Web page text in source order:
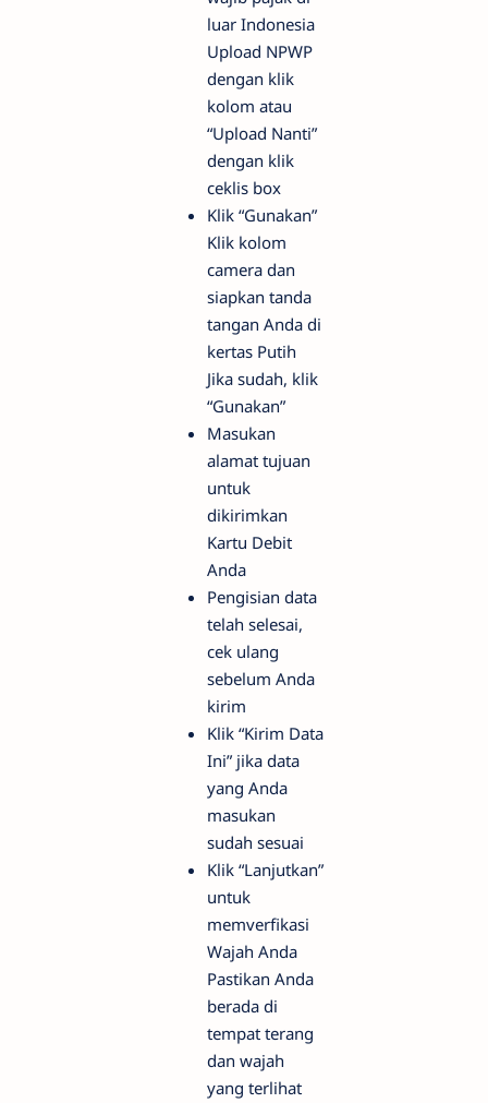
luar Indonesia
Upload NPWP
dengan klik
kolom atau
“Upload Nanti”
dengan klik
ceklis box
Klik “Gunakan”
Klik kolom
camera dan
siapkan tanda
tangan Anda di
kertas Putih
Jika sudah, klik
“Gunakan”
Masukan
alamat tujuan
untuk
dikirimkan
Kartu Debit
Anda
Pengisian data
telah selesai,
cek ulang
sebelum Anda
kirim
Klik “Kirim Data
Ini” jika data
yang Anda
masukan
sudah sesuai
Klik “Lanjutkan”
untuk
memverfikasi
Wajah Anda
Pastikan Anda
berada di
tempat terang
dan wajah
yang terlihat